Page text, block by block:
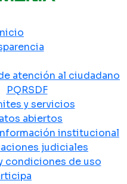
atención al ciudadano
PQRSDF
y servicios
abiertos
institucional
judiciales
condiciones de uso